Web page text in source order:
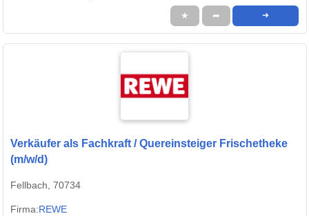
★ ➦ ➜
Verkäufer als Fachkraft / Quereinsteiger Frischetheke
(m/w/d)
Fellbach, 70734
Firma:REWE